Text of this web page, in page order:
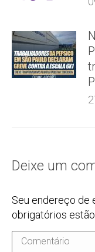
Deixe um
Seu endereço de
obrigatórios
Comentário